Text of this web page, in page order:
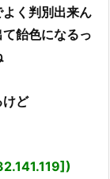
く判別出来ん
飴色になるっ
けど